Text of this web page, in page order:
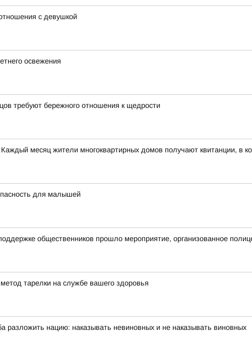
с девушкой
освежения
требуют бережного отношения к щедрости
месяц жители многоквартирных домов получают квитанции, в
для малышей
общественников прошло мероприятие, организованное
тарелки на службе вашего здоровья
разложить нацию: наказывать невиновных и не наказывать виновных